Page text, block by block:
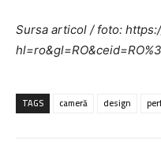
Sursa articol / foto:
TAGS cameră design